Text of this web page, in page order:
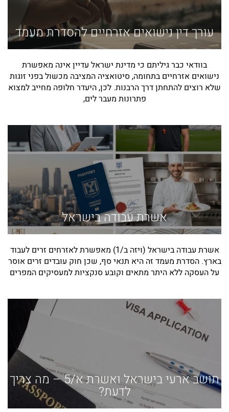
עורך דין נישואים אזרחיים להסדרת מעמד
בוודאי כבר גיליתם כי מדינת ישראל עדיין אינה מאפשרת
נישואים אזרחיים בתחומה, סיטואציה המציבה מכשול בפני זוגות
שלא רוצים להתחתן דרך הרבנות. לכן, היעדר חלופה מחייב למצוא
פתרונות מעבר לים,
אשרת עבודה בישראל
אשרת עבודה בישראל (ויזה ב/1) מאפשרת לאזרחים זרים לעבוד
בארץ. הסדרת מעמד זה היא תנאי סף, שכן חוק עובדים זרים אוסר
על העסקה ללא היתר מתאים וקובע סנקציות למעסיקים המפרים
תושב ארעי בישראל ואשרת א/5 – מה צריך
לדעת?